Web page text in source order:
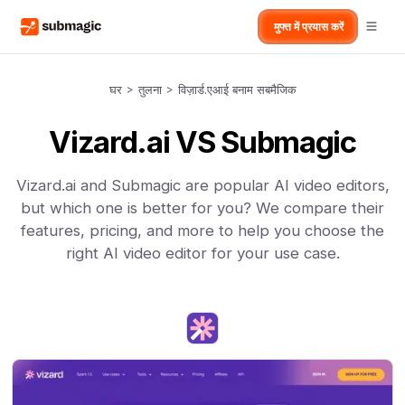
मुफ्त में प्रयास करें
घर > तुलना > विज़ार्ड.एआई बनाम सबमैजिक
Vizard.ai VS Submagic
Vizard.ai and Submagic are popular AI video editors,
but which one is better for you? We compare their
features, pricing, and more to help you choose the
right AI video editor for your use case.